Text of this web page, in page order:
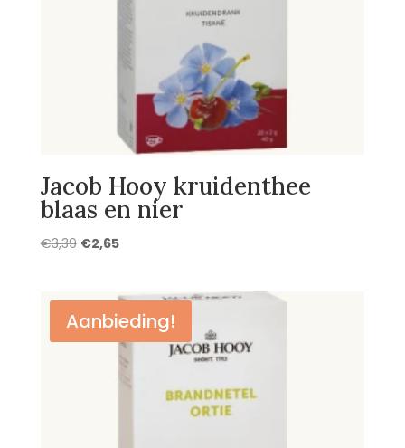
Jacob Hooy kruidenthee
blaas en nier
€3,39 Oorspronkelijke
€3,39.
€2,65Huidige
€2,65.
Aanbieding!